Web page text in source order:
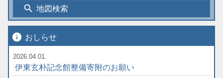
search 地図検索
info おしらせ
2026.04.01.
伊東玄朴記念館整備寄附のお願い